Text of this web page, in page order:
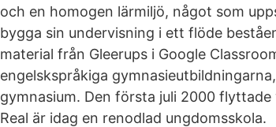
och en homogen lärmiljö, något som
bygga sin undervisning i ett flöde
material från Gleerups i Google
engelskspråkiga
gymnasium. Den första juli 2000
Real är idag en renodlad ungdomsskola.